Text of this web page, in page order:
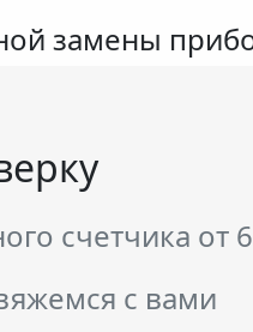
замены
счетчика от
с вами